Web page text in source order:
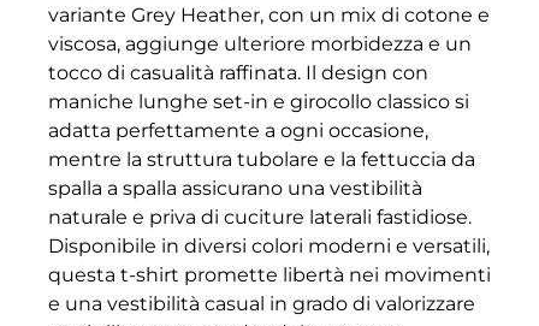
variante Grey Heather, con un mix di cotone e
viscosa, aggiunge ulteriore morbidezza e un
tocco di casualità raffinata. Il design con
maniche lunghe set-in e girocollo classico si
adatta perfettamente a ogni occasione,
mentre la struttura tubolare e la fettuccia da
spalla a spalla assicurano una vestibilità
naturale e priva di cuciture laterali fastidiose.
Disponibile in diversi colori moderni e versatili,
questa t-shirt promette libertà nei movimenti
e una vestibilità casual in grado di valorizzare